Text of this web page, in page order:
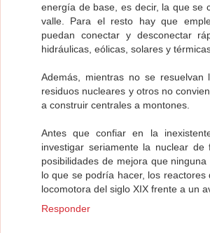
energía de base, es decir, la que se
valle. Para el resto hay que
puedan conectar y desconectar
hidráulicas, eólicas, solares y
Además, mientras no se resuelvan
residuos nucleares y otros no
a construir centrales a montones.
Antes que confiar en la
investigar seriamente la nuclear
posibilidades de mejora que
lo que se podría hacer, los
locomotora del siglo XIX frente a un
Responder